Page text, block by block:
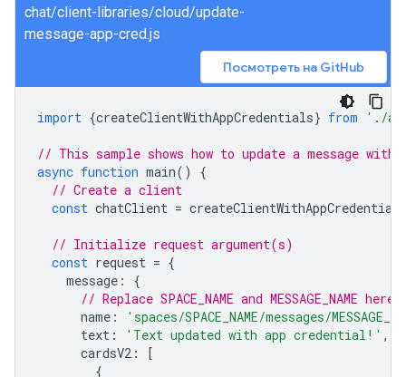
chat/client-libraries/cloud/update-
message-app-cred.js
Посмотреть на GitHub
import {createClientWithAppCredentials} from './
// This sample shows how to update a message
async function main()
{
// Create a client
const chatClient = createClientWithAppCredentials
// Initialize request argument(s)
const request = {
message :
{
// Replace SPACE_NAME and MESSAGE_NAME here
name :
'spaces/SPACE_NAME/messages/
text : 'Text updated with app credential!' ,
cardsV2 :
[
{